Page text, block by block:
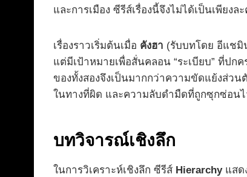
และการเมือง ซีรีส์เรื่องนี้จึงไม่ได้เป็นเพีย
เรื่องราวเริ่มต้นเมื่อ คังฮา (รับบทโดย อีแชมิ
แต่มีเป้าหมายเพื่อสั่นคลอน “ระเบียบ” ที่ปกค
ของทั้งสองจึงเป็นมากกว่าความขัดแย้งส่ว
ในทางที่ผิด และความลับดำมืดที่ถูกซุกซ่อน
บทวิจารณ์เชิงลึก
ในการวิเคราะห์เชิงลึก ซีรีส์ Hierarchyแสด